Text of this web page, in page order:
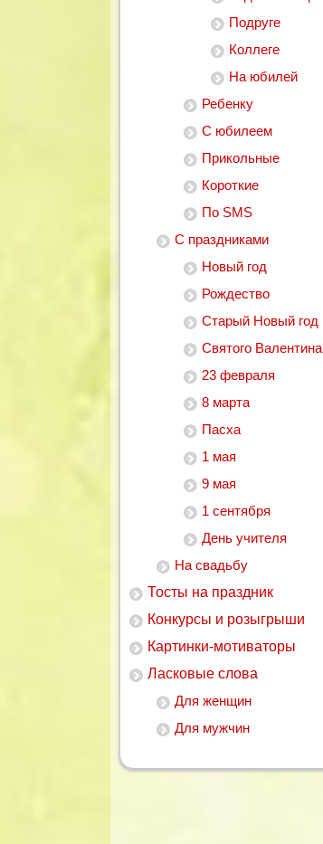
Подруге
Коллеге
На юбилей
Ребенку
С юбилеем
Прикольные
Короткие
По SMS
С праздниками
Новый год
Рождество
Старый Новый год
Святого Валентина
23 февраля
8 марта
Пасха
1 мая
9 мая
1 сентября
День учителя
На свадьбу
Тосты на праздник
Конкурсы и розыгрыши
Картинки-мотиваторы
Ласковые слова
Для женщин
Для мужчин